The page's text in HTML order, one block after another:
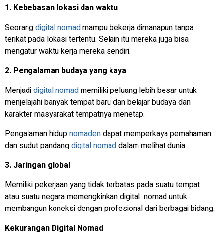
1. Kebebasan lokasi dan waktu
Seorangdigital nomadmampu bekerja dimanapun tanpa
terikat pada lokasi tertentu. Selain itu mereka juga bisa
mengatur waktu kerja mereka sendiri.
2. Pengalaman budaya yang kaya
Menjadidigital nomadmemiliki peluang lebih besar untuk
menjelajahi banyak tempat baru dan belajar budaya dan
karakter masyarakat tempatnya menetap.
Pengalaman hidupnomadendapat memperkaya pemahaman
dan sudut pandangdigital nomaddalam melihat dunia.
3. Jaringan global
Memiliki pekerjaan yang tidak terbatas pada suatu tempat
atau suatu negara memengkinkan digital nomad untuk
membangun koneksi dengan profesional dari berbagai bidang.
Kekurangan Digital Nomad